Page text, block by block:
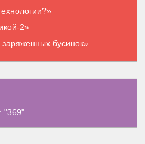
2»
бусинок»
"369"